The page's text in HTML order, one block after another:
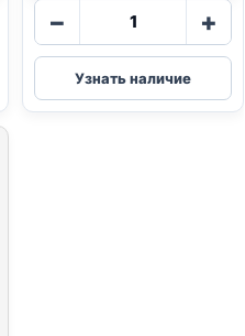
−
Количество
Chappi
сух.
(ГОВЯДИНА
+
Узнать наличие